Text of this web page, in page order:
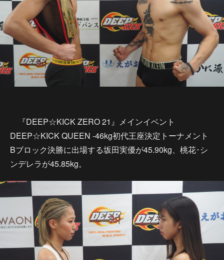
『DEEP☆KICK ZERO 21』メインイベント
DEEP☆KICK QUEEN -46kg初代王座決定トーナメント
Bブロック決勝に出場する坂田実優が45.90kg、桃花･シ
ンデレラが45.85kg。